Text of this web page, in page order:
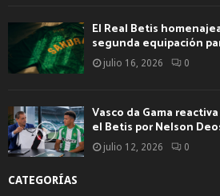
El Real Betis
segunda equipación
julio 16, 2026 0
Vasco da Gama
el Betis por Nelson
julio 12, 2026 0
CATEGORÍAS